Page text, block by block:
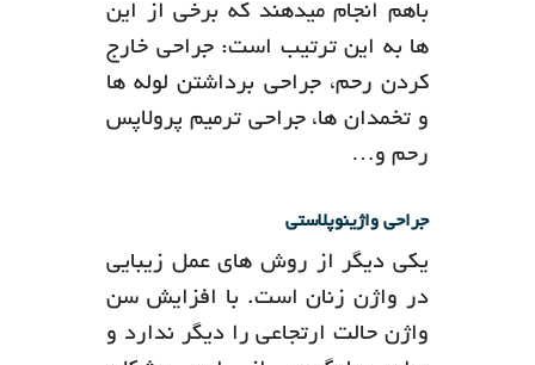
باهم انجام میدهند که برخی از این
ها به این ترتیب است: جراحی خارج
کردن رحم، جراحی برداشتن لوله ها
و تخمدان ها، جراحی ترمیم پرولاپس
رحم و…
جراحی واژینوپلاستی
یکی دیگر از روش های عمل زیبایی
در واژن زنان است. با افزایش سن
واژن حالت ارتجاعی را دیگر ندارد و